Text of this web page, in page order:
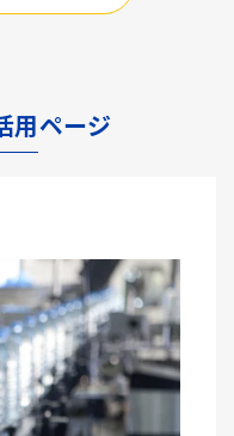
用ページ